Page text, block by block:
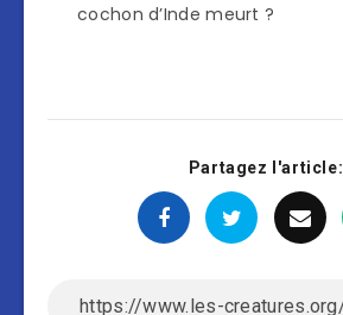
cochon d’Inde meurt ?
Partagez l'article: